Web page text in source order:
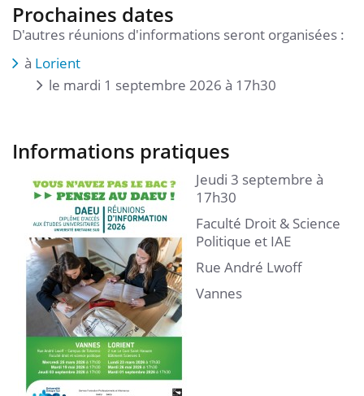
Prochaines dates
D'autres réunions d'informations seront organisées :
à Lorient
le mardi 1 septembre 2026 à 17h30
Informations pratiques
Jeudi 3 septembre à
17h30
Faculté Droit & Science
Politique et IAE
Rue André Lwoff
Vannes